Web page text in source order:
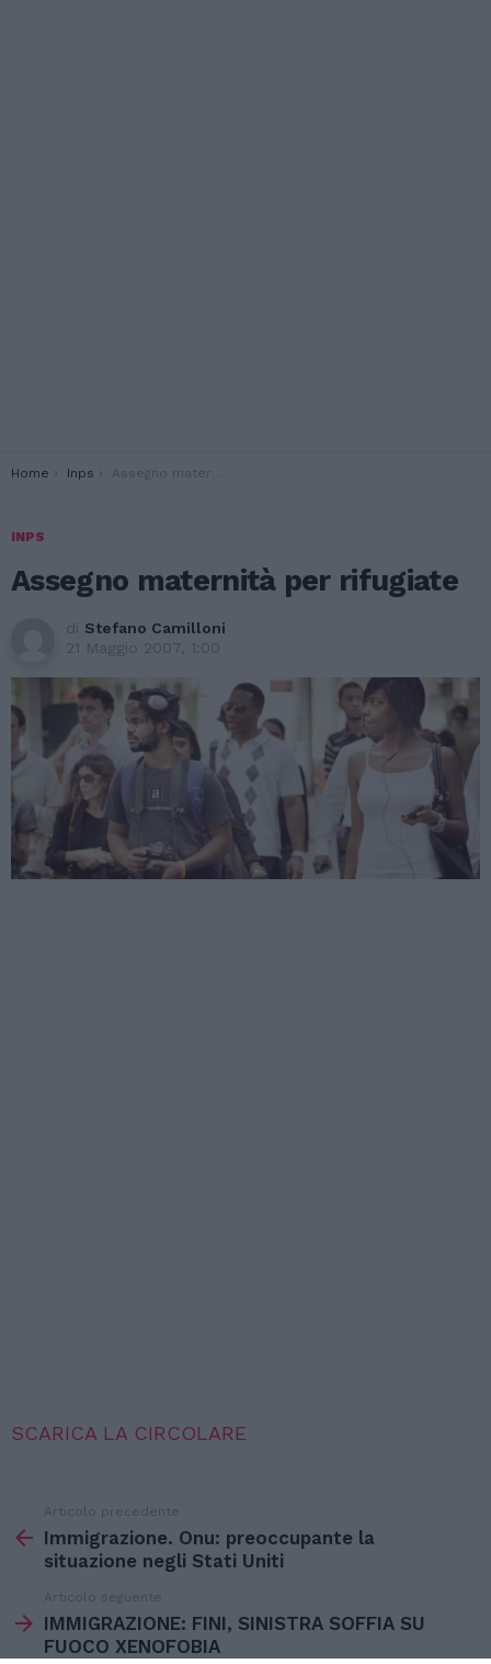
You are here:
Home Inps Assegno maternità per rifugiate
INPS
Assegno maternità per rifugiate
di Stefano Camilloni
21 Maggio 2007, 1:00
SCARICA LA CIRCOLARE
di
Articolo precedente
Immigrazione. Onu: preoccupante la
situazione negli Stati Uniti
Articolo seguente
IMMIGRAZIONE: FINI, SINISTRA SOFFIA SU
FUOCO XENOFOBIA